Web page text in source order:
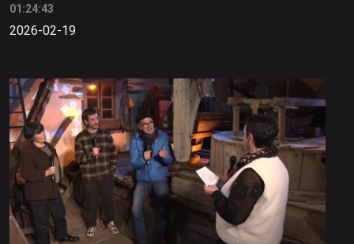
01:24:43
2026-02-19